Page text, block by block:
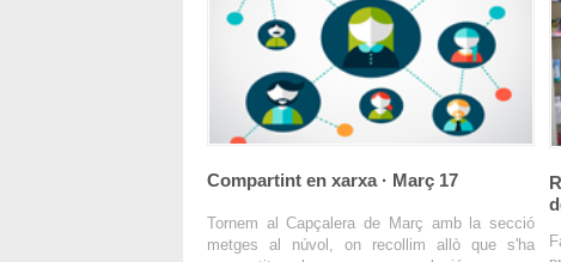
Compartint en xarxa · Març 17
Tornem al Capçalera de Març amb la secció
metges al núvol, on recollim allò que s'ha